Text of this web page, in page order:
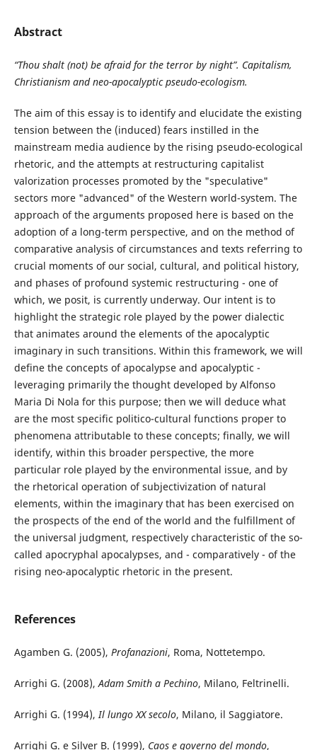
Abstract
“Thou shalt (not) be afraid for the terror by night”. Capitalism,
Christianism and neo-apocalyptic pseudo-ecologism.
The aim of this essay is to identify and elucidate the existing
tension between the (induced) fears instilled in the
mainstream media audience by the rising pseudo-ecological
rhetoric, and the attempts at restructuring capitalist
valorization processes promoted by the "speculative"
sectors more "advanced" of the Western world-system. The
approach of the arguments proposed here is based on the
adoption of a long-term perspective, and on the method of
comparative analysis of circumstances and texts referring to
crucial moments of our social, cultural, and political history,
and phases of profound systemic restructuring - one of
which, we posit, is currently underway. Our intent is to
highlight the strategic role played by the power dialectic
that animates around the elements of the apocalyptic
imaginary in such transitions. Within this framework, we will
define the concepts of apocalypse and apocalyptic -
leveraging primarily the thought developed by Alfonso
Maria Di Nola for this purpose; then we will deduce what
are the most specific politico-cultural functions proper to
phenomena attributable to these concepts; finally, we will
identify, within this broader perspective, the more
particular role played by the environmental issue, and by
the rhetorical operation of subjectivization of natural
elements, within the imaginary that has been exercised on
the prospects of the end of the world and the fulfillment of
the universal judgment, respectively characteristic of the so-
called apocryphal apocalypses, and - comparatively - of the
rising neo-apocalyptic rhetoric in the present.
References
Agamben G. (2005), Profanazioni, Roma, Nottetempo.
Arrighi G. (2008),Adam Smith a Pechino, Milano, Feltrinelli.
Arrighi G. (1994),Il lungo XX secolo, Milano, il Saggiatore.
Arrighi G. e Silver B. (1999), Caos e governo del mondo,